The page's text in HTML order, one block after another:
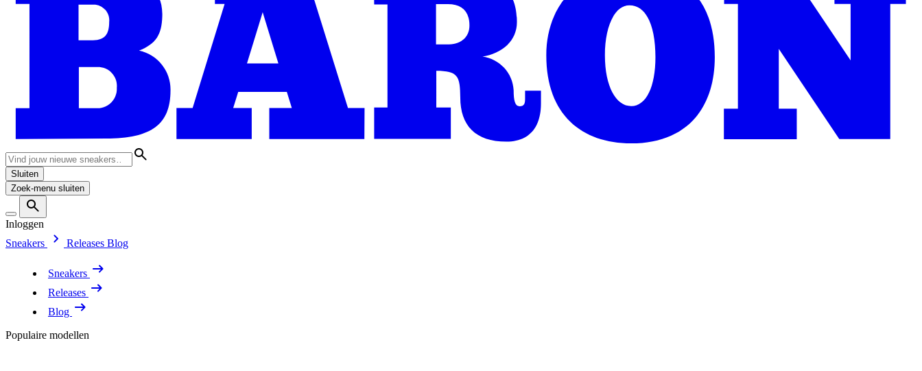
Sluiten
Zoek-menu sluiten
Inloggen
Sneakers
Releases Blog
Sneakers
Releases
Blog
Populaire modellen